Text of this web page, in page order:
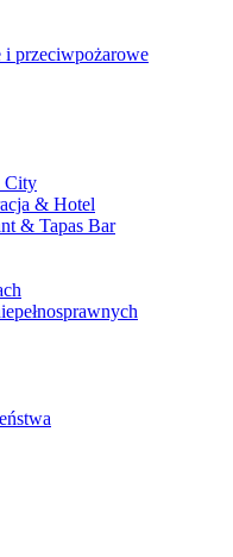
i przeciwpożarowe
City
& Hotel
& Tapas Bar